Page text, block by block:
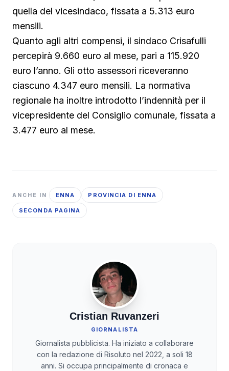
quella del vicesindaco, fissata a 5.313 euro
mensili.
Quanto agli altri compensi, il sindaco Crisafulli
percepirà 9.660 euro al mese, pari a 115.920
euro l’anno. Gli otto assessori riceveranno
ciascuno 4.347 euro mensili. La normativa
regionale ha inoltre introdotto l’indennità per il
vicepresidente del Consiglio comunale, fissata a
3.477 euro al mese.
ANCHE IN ENNA PROVINCIA DI ENNA
SECONDA PAGINA
Cristian Ruvanzeri
GIORNALISTA
Giornalista pubblicista. Ha iniziato a collaborare
con la redazione di Risoluto nel 2022, a soli 18
anni. Si occupa principalmente di cronaca e